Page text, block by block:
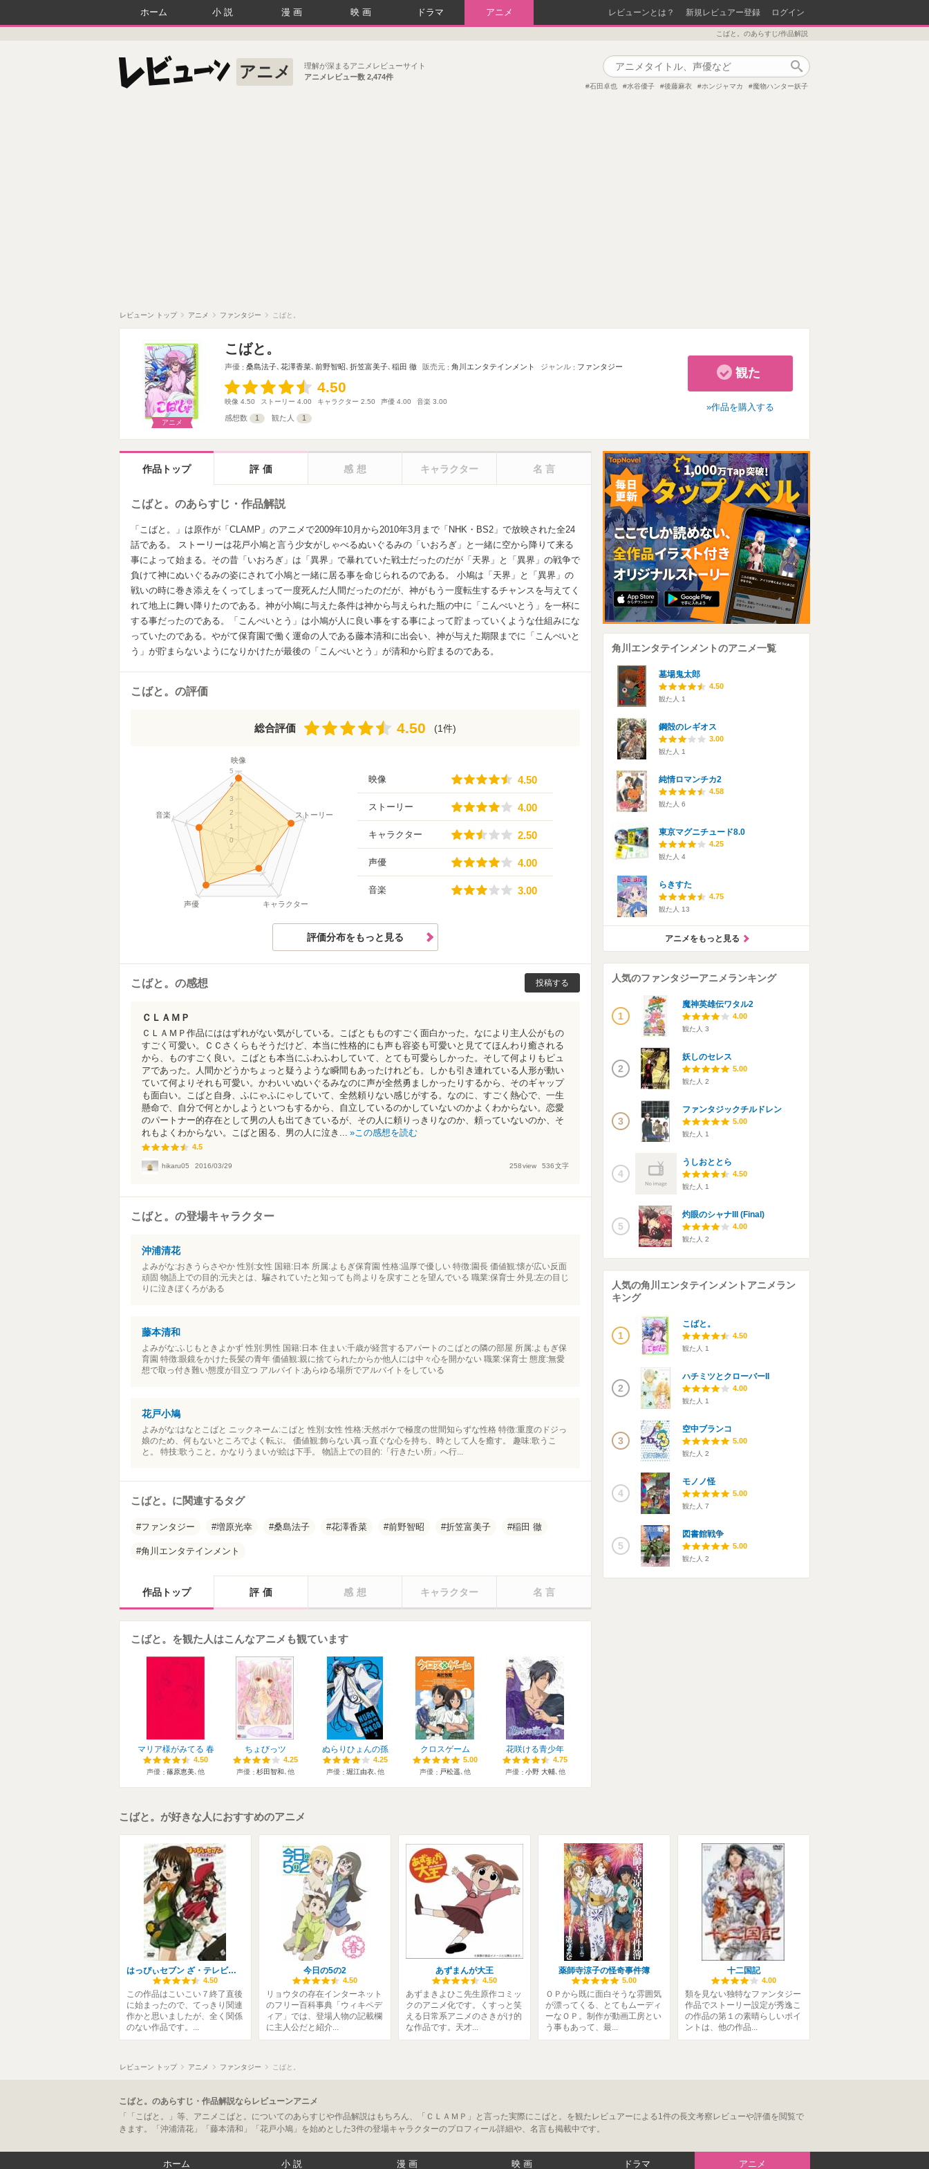
ホーム 小説 漫画 映画 ドラマ アニメ レビューンとは？ 新規レビュアー登録 ログイン
こばと。のあらすじ/作品解説
アニメ
理解が深まるアニメレビューサイト
アニメレビュー数 2,474件
石田卓也 水谷優子 後藤麻衣 ホンジャマカ 魔物ハンター妖子
レビューン トップ アニメ ファンタジー こばと。
アニメ
こばと。
声優 桑島法子､ 花澤香菜､ 前野智昭､ 折笠富美子､ 稲田 徹 販売元 角川エンタテインメント ジャンル ファンタジー
4.50
4.50
映像 4.50 ストーリー 4.00 キャラクター 2.50 声優 4.00 音楽 3.00
感想数 1 観た人 1
観た
作品を購入する
作品トップ 評価 感想 キャラクター 名言
こばと。のあらすじ・作品解説
「こばと。」は原作が「CLAMP」のアニメで2009年10月から2010年3月まで「NHK・BS2」で放映された全24
話である。 ストーリーは花戸小鳩と言う少女がしゃべるぬいぐるみの「いおろぎ」と一緒に空から降りて来る
事によって始まる。その昔「いおろぎ」は「異界」で暴れていた戦士だったのだが「天界」と「異界」の戦争で
負けて神にぬいぐるみの姿にされて小鳩と一緒に居る事を命じられるのである。 小鳩は「天界」と「異界」の
戦いの時に巻き添えをくってしまって一度死んだ人間だったのだが、神がもう一度転生するチャンスを与えてく
れて地上に舞い降りたのである。神が小鳩に与えた条件は神から与えられた瓶の中に「こんぺいとう」を一杯に
する事だったのである。「こんぺいとう」は小鳩が人に良い事をする事によって貯まっていくような仕組みにな
っていたのである。やがて保育園で働く運命の人である藤本清和に出会い、神が与えた期限までに「こんぺいと
う」が貯まらないようになりかけたが最後の「こんぺいとう」が清和から貯まるのである。
こばと。の評価
総合評価 4.50
4.50 (1件)
映像
ストーリー
キャラクター
声優
音楽
0
1
2
3
4
5
映像 4.50
4.50
ストーリー 4.00
4.00
キャラクター 2.50
2.50
声優 4.00
4.00
音楽 3.00
3.00
評価分布をもっと見る
こばと。の感想 投稿する
ＣＬＡＭＰ
ＣＬＡＭＰ作品にははずれがない気がしている。こばともものすごく面白かった。なにより主人公がもの
すごく可愛い。ＣＣさくらもそうだけど、本当に性格的にも声も容姿も可愛いと見ててほんわり癒される
から、ものすごく良い。こばとも本当にふわふわしていて、とても可愛らしかった。そして何よりもピュ
アであった。人間かどうかちょっと疑うような瞬間もあったけれども。しかも引き連れている人形が動い
ていて何よりそれも可愛い。かわいいぬいぐるみなのに声が全然勇ましかったりするから、そのギャップ
も面白い。こばと自身、ふにゃふにゃしていて、全然頼りない感じがする。なのに、すごく熱心で、一生
懸命で、自分で何とかしようといつもするから、自立しているのかしていないのかよくわからない。恋愛
のパートナー的存在として男の人も出てきているが、その人に頼りっきりなのか、頼っていないのか、そ
れもよくわからない。こばと困る、男の人に泣き...
この感想を読む
4.5
4.5
hikaru05 2016/03/29 258view 536文字
こばと。の登場キャラクター
沖浦清花
よみがな:おきうらさやか 性別:女性 国籍:日本 所属:よもぎ保育園 性格:温厚で優しい 特徴:園長 価値観:懐が広い反面
頑固 物語上での目的:元夫とは、騙されていたと知っても尚よりを戻すことを望んでいる 職業:保育士 外見:左の目じ
りに泣きぼくろがある
藤本清和
よみがな:ふじもときよかず 性別:男性 国籍:日本 住まい:千歳が経営するアパートのこばとの隣の部屋 所属:よもぎ保
育園 特徴:眼鏡をかけた長髪の青年 価値観:親に捨てられたからか他人には中々心を開かない 職業:保育士 態度:無愛
想で取っ付き難い態度が目立つ アルバイト:あらゆる場所でアルバイトをしている
花戸小鳩
よみがな:はなとこばと ニックネーム:こばと 性別:女性 性格:天然ボケで極度の世間知らずな性格 特徴:重度のドジっ
娘のため、何もないところでよく転ぶ。 価値観:飾らない真っ直ぐな心を持ち、時として人を癒す。 趣味:歌うこ
と。 特技:歌うこと。かなりうまいが絵は下手。 物語上での目的:「行きたい所」へ行...
こばと。に関連するタグ
ファンタジー 増原光幸 桑島法子 花澤香菜 前野智昭 折笠富美子 稲田 徹
角川エンタテインメント
作品トップ 評価 感想 キャラクター 名言
こばと。を観た人はこんなアニメも観ています
マリア様がみてる 春
4.50
4.50
声優 篠原恵美､他
ちょびっツ
4.25
4.25
声優 杉田智和､他
ぬらりひょんの孫
4.25
4.25
声優 堀江由衣､他
クロスゲーム
5.00
5.00
声優 戸松遥､他
花咲ける青少年
4.75
4.75
声優 小野 大輔､他
角川エンタテインメントのアニメ一覧
墓場鬼太郎
4.50
観た人 1
鋼殻のレギオス
3.00
観た人 1
純情ロマンチカ2
4.58
観た人 6
東京マグニチュード8.0
4.25
観た人 4
らきすた
4.75
観た人 13
アニメをもっと見る
人気のファンタジーアニメランキング
1
魔神英雄伝ワタル2
4.00
観た人 3
2
妖しのセレス
5.00
観た人 2
3
ファンタジックチルドレン
5.00
観た人 1
4
うしおととら
4.50
観た人 1
5
灼眼のシャナIII (Final)
4.00
観た人 2
人気の角川エンタテインメントアニメラン
キング
1
こばと。
4.50
観た人 1
2
ハチミツとクローバーII
4.00
観た人 1
3
空中ブランコ
5.00
観た人 2
4
モノノ怪
5.00
観た人 7
5
図書館戦争
5.00
観た人 2
こばと。が好きな人におすすめのアニメ
はっぴぃセブン ざ・テレビまんが
4.50
この作品はこいこい７終了直後
に始まったので、てっきり関連
作かと思いましたが、全く関係
のない作品です。...
今日の5の2
4.50
リョウタの存在インターネット
のフリー百科事典「ウィキペデ
ィア」では、登場人物の記載欄
に主人公だと紹介...
あずまんが大王
4.50
あずまきよひこ先生原作コミッ
クのアニメ化です。くすっと笑
える日常系アニメのさきがけ的
な作品です。天才...
薬師寺涼子の怪奇事件簿
5.00
ＯＰから既に面白そうな雰囲気
が漂ってくる、とてもムーディ
ーなＯＰ。制作が動画工房とい
う事もあって、最...
十二国記
4.00
類を見ない独特なファンタジー
作品でストーリー設定が秀逸こ
の作品の第１の素晴らしいポイ
ントは、他の作品...
レビューン トップ アニメ ファンタジー こばと。
こばと。のあらすじ・作品解説ならレビューンアニメ
「「こばと。」等、アニメこばと。についてのあらすじや作品解説はもちろん、「ＣＬＡＭＰ」と言った実際にこばと。を観たレビュアーによる1件の長文考察レビューや評価を閲覧で
きます。「沖浦清花」「藤本清和」「花戸小鳩」を始めとした3件の登場キャラクターのプロフィール詳細や、名言も掲載中です。
ホーム 小説 漫画 映画 ドラマ アニメ